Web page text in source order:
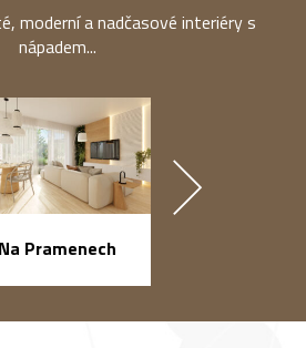
moderní a nadčasové interiéry s
nápadem...
Na Pramenech